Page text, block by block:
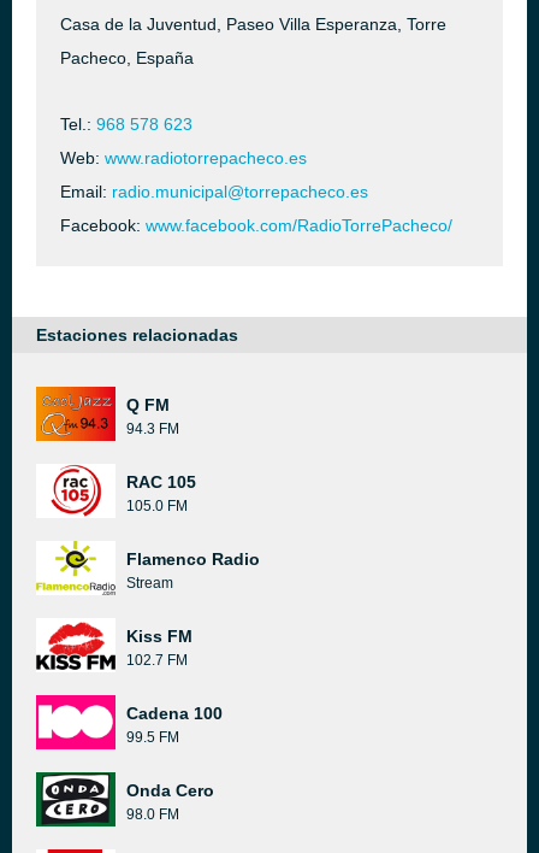
Casa de la Juventud, Paseo Villa Esperanza, Torre
Pacheco, España
Tel.: 968 578 623
Web: www.radiotorrepacheco.es
Email: radio.municipal@torrepacheco.es
Facebook: www.facebook.com/RadioTorrePacheco/
Estaciones relacionadas
Q FM
94.3 FM
RAC 105
105.0 FM
Flamenco Radio
Stream
Kiss FM
102.7 FM
Cadena 100
99.5 FM
Onda Cero
98.0 FM